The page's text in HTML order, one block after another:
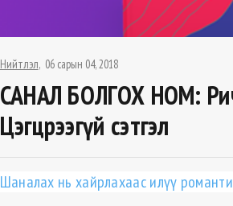
Нийтлэл 06 сарын 04, 2018
САНАЛ БОЛГОХ НОМ:
Цэгцрээгүй сэтгэл
Шаналах нь хайрлахаас илүү